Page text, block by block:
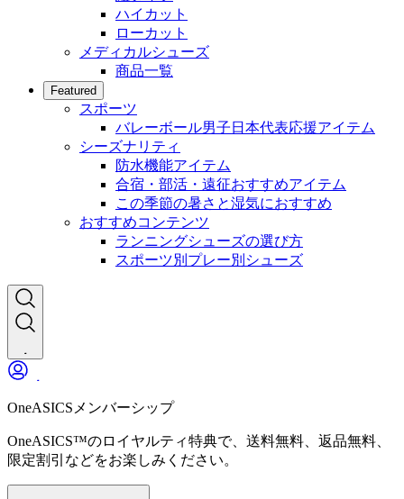
ハイカット
ローカット
メディカルシューズ
商品一覧
Featured
スポーツ
バレーボール男子日本代表応援アイテム
シーズナリティ
防水機能アイテム
合宿・部活・遠征おすすめアイテム
この季節の暑さと湿気におすすめ
おすすめコンテンツ
ランニングシューズの選び方
スポーツ別プレー別シューズ
OneASICSメンバーシップ
OneASICS™のロイヤルティ特典で、送料無料、返品無料、
限定割引などをお楽しみください。